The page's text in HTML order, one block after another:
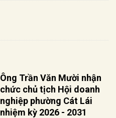
Ông Trần Văn Mười nhận
chức chủ tịch Hội doanh
nghiệp phường Cát Lái
nhiệm kỳ 2026 - 2031